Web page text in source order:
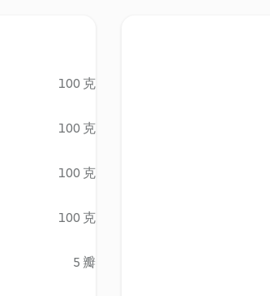
100 克
100 克
100 克
100 克
5 瓣